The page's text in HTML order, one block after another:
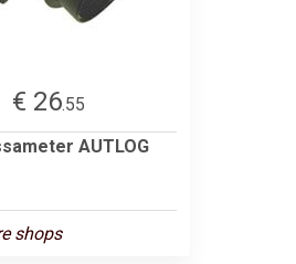
€ 26.55
AUTLOG
shops